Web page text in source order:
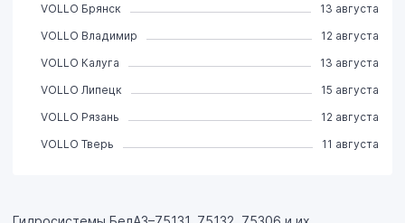
VOLLO Брянск
13 августа
VOLLO Владимир
12 августа
VOLLO Калуга
13 августа
VOLLO Липецк
15 августа
VOLLO Рязань
12 августа
VOLLO Тверь
11 августа